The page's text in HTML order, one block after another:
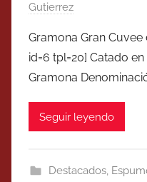
Gutierrez
Gramona Gran
id=6 tpl=20] Catado
Gramona
Seguir leyendo
Destacados,